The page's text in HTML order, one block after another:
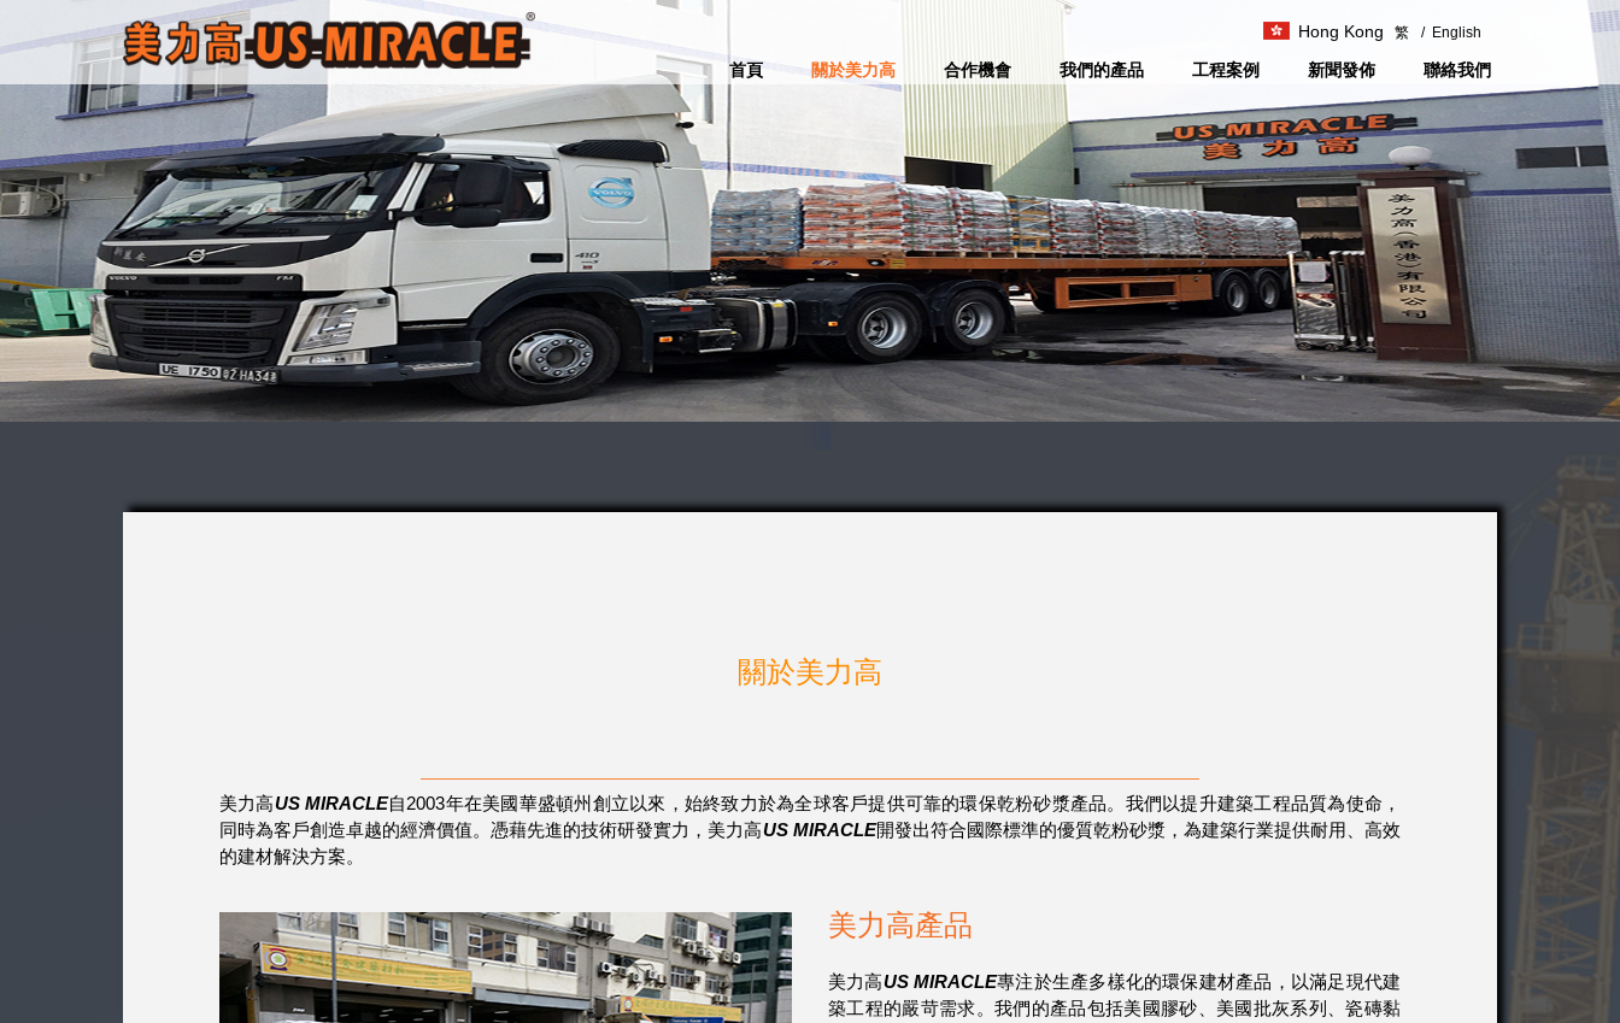
Hong Kong 繁 / English
首頁 關於美力高 合作機會 我們的產品 工程案例 新聞發佈 聯絡我們
關於美力高
美力高US MIRACLE自2003年在美國華盛頓州創立以來，始終致力於為全球客戶提供可靠的環保乾粉砂漿產品。我們以提升建築工程品質為使命，
同時為客戶創造卓越的經濟價值。憑藉先進的技術研發實力，美力高US MIRACLE開發出符合國際標準的優質乾粉砂漿，為建築行業提供耐用、高效
的建材解決方案。
美力高產品
美力高US MIRACLE專注於生產多樣化的環保建材產品，以滿足現代建
築工程的嚴苛需求。我們的產品包括美國膠砂、美國批灰系列、瓷磚黏